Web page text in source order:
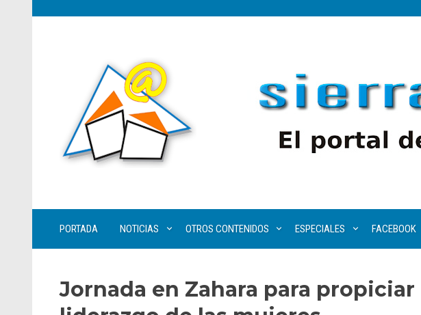
PORTADA NOTICIAS OTROS CONTENIDOS ESPECIALES FACEBOOK
Jornada en Zahara para